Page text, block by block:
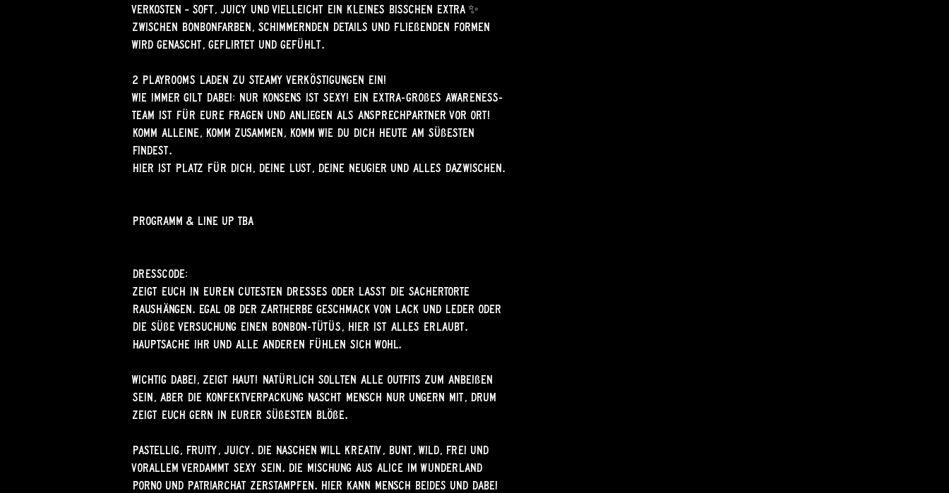
Verkosten – soft, juicy und vielleicht ein kleines bisschen extra ✨
Zwischen Bonbonfarben, schimmernden Details und fließenden Formen
wird genascht, geflirtet und gefühlt.
2 Playrooms laden zu steamy Verköstigungen ein!
Wie immer gilt dabei: Nur Konsens ist sexy! ein extra-großes Awareness-
Team ist für eure Fragen und Anliegen als Ansprechpartner vor Ort!
Komm alleine, komm zusammen, komm wie du dich heute am süßesten
findest.
Hier ist Platz für dich, deine Lust, deine Neugier und alles dazwischen.
Programm & Line Up TBA
DRESSCODE:
Zeigt euch in euren cutesten Dresses oder lasst die Sachertorte
raushängen. Egal ob der zartherbe Geschmack von Lack und Leder oder
die süße Versuchung einen Bonbon-Tütüs, hier ist alles erlaubt.
Hauptsache ihr und alle anderen fühlen sich wohl.
Wichtig dabei, zeigt Haut! Natürlich sollten alle Outfits zum anbeißen
sein, aber die Konfektverpackung nascht Mensch nur ungern mit, drum
zeigt euch gern in eurer süßesten Blöße.
Pastellig, fruity, juicy. Die Naschen will kreativ, bunt, wild, frei und
vorallem verdammt sexy sein. Die Mischung aus Alice im Wunderland
Porno und Patriarchat zerstampfen. Hier kann Mensch beides und dabei